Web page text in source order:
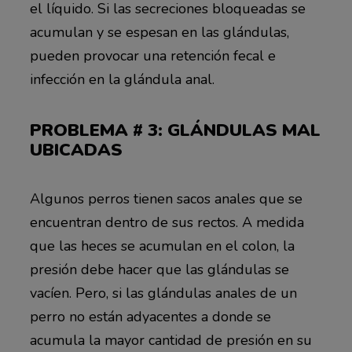
el líquido. Si las secreciones bloqueadas se
acumulan y se espesan en las glándulas,
pueden provocar una retención fecal e
infección en la glándula anal.
PROBLEMA # 3: GLÁNDULAS MAL
UBICADAS
Algunos perros tienen sacos anales que se
encuentran dentro de sus rectos. A medida
que las heces se acumulan en el colon, la
presión debe hacer que las glándulas se
vacíen. Pero, si las glándulas anales de un
perro no están adyacentes a donde se
acumula la mayor cantidad de presión en su